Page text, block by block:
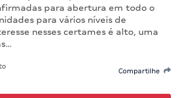
para abertura em todo o
para vários níveis de
nesses certames é alto, uma
Compartilhe